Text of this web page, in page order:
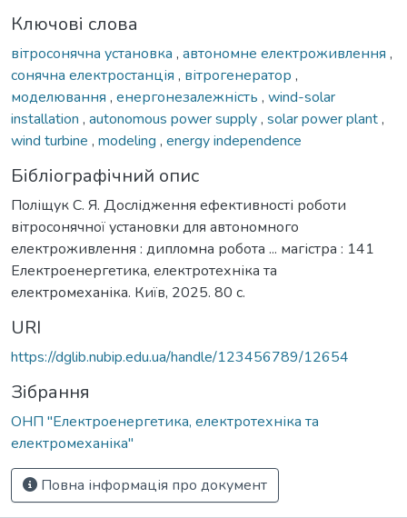
Ключові слова
вітросонячна установка , автономне електроживлення ,
сонячна електростанція , вітрогенератор ,
моделювання , енергонезалежність , wind-solar
installation , autonomous power supply, solar power plant,
wind turbine , modeling , energy independence
Бібліографічний опис
Поліщук С. Я. Дослідження ефективності роботи
вітросонячної установки для автономного
електроживлення : дипломна робота ... магістра : 141
Електроенергетика, електротехніка та
електромеханіка. Київ, 2025. 80 с.
URI
https://dglib.nubip.edu.ua/handle/123456789/12654
Зібрання
ОНП "Електроенергетика, електротехніка та
електромеханіка"
Повна інформація про документ